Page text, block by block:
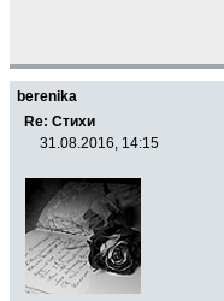
berenika
Re: Стихи
31.08.2016, 14:15